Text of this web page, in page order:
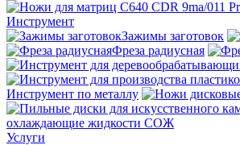
Инструмент
Зажимы заготовок
Фреза радиусная
Инструмент по металлу
охлаждающие жидкости СОЖ
Услуги